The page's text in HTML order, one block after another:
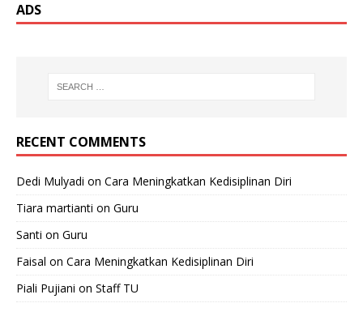
ADS
RECENT COMMENTS
Dedi Mulyadi on Cara Meningkatkan Kedisiplinan Diri
Tiara martianti on Guru
Santi on Guru
Faisal on Cara Meningkatkan Kedisiplinan Diri
Piali Pujiani on Staff TU